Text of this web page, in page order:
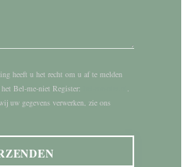
heeft u het recht om u af te melden
Bel-me-niet Register:
.
uw gegevens verwerken, zie ons